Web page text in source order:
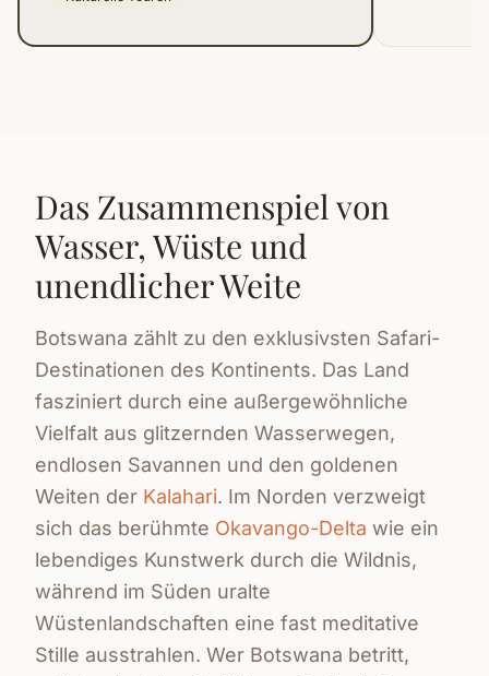
Das Zusammenspiel von
Wasser, Wüste und
unendlicher Weite
Botswana zählt zu den exklusivsten Safari-
Destinationen des Kontinents. Das Land
fasziniert durch eine außergewöhnliche
Vielfalt aus glitzernden Wasserwegen,
endlosen Savannen und den goldenen
Weiten der Kalahari. Im Norden verzweigt
sich das berühmte Okavango-Delta wie ein
lebendiges Kunstwerk durch die Wildnis,
während im Süden uralte
Wüstenlandschaften eine fast meditative
Stille ausstrahlen. Wer Botswana betritt,